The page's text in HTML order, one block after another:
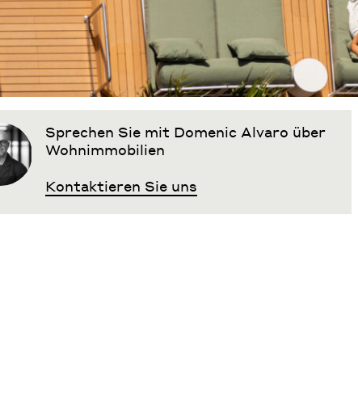
Sprechen Sie mit Domenic Alvaro über
Wohnimmobilien
Kontaktieren Sie uns